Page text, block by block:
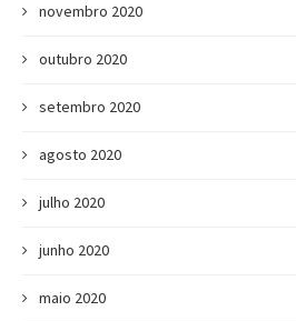
novembro 2020
outubro 2020
setembro 2020
agosto 2020
julho 2020
junho 2020
maio 2020